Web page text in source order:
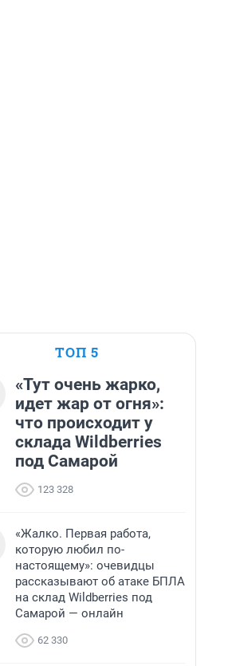
ТОП 5
«Тут очень жарко,
идет жар от огня»:
что происходит у
склада Wildberries
под Самарой
123 328
«Жалко. Первая работа,
которую любил по-
настоящему»: очевидцы
рассказывают об атаке БПЛА
на склад Wildberries под
Самарой — онлайн
62 330